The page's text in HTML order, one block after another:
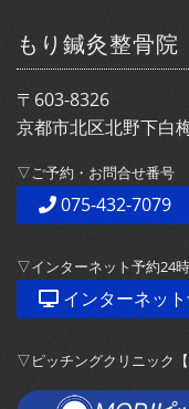
もり鍼灸整骨院
〒603-8326
京都市北区北野下白
▽ご予約・お問合せ番号
075-432-7079
▽インターネット予約24
インターネッ
▽ピッチングクリニック